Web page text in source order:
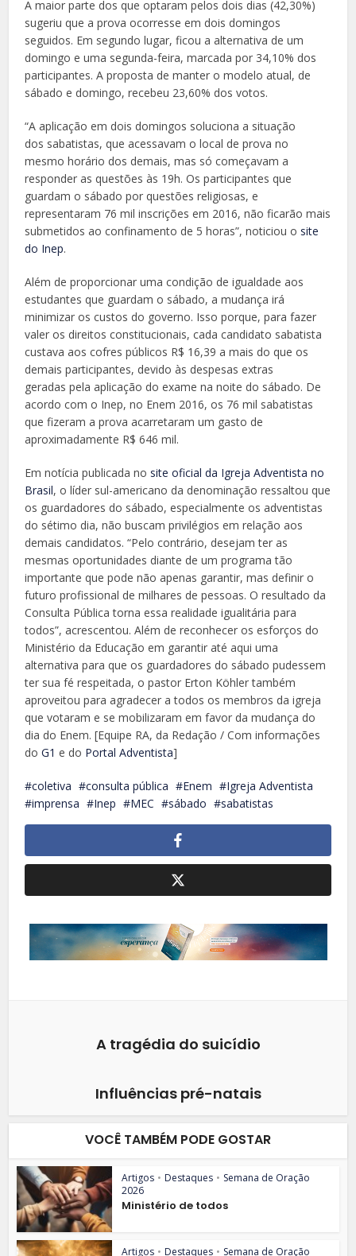
A maior parte dos que optaram pelos dois dias (42,30%)
sugeriu que a prova ocorresse em dois domingos
seguidos. Em segundo lugar, ficou a alternativa de um
domingo e uma segunda-feira, marcada por 34,10% dos
participantes. A proposta de manter o modelo atual, de
sábado e domingo, recebeu 23,60% dos votos.
“A aplicação em dois domingos soluciona a situação
dos sabatistas, que acessavam o local de prova no
mesmo horário dos demais, mas só começavam a
responder as questões às 19h. Os participantes que
guardam o sábado por questões religiosas, e
representaram 76 mil inscrições em 2016, não ficarão mais
submetidos ao confinamento de 5 horas”, noticiou o site
do Inep.
Além de proporcionar uma condição de igualdade aos
estudantes que guardam o sábado, a mudança irá
minimizar os custos do governo. Isso porque, para fazer
valer os direitos constitucionais, cada candidato sabatista
custava aos cofres públicos R$ 16,39 a mais do que os
demais participantes, devido às despesas extras
geradas pela aplicação do exame na noite do sábado. De
acordo com o Inep, no Enem 2016, os 76 mil sabatistas
que fizeram a prova acarretaram um gasto de
aproximadamente R$ 646 mil.
Em notícia publicada no site oficial da Igreja Adventista no
Brasil, o líder sul-americano da denominação ressaltou que
os guardadores do sábado, especialmente os adventistas
do sétimo dia, não buscam privilégios em relação aos
demais candidatos. “Pelo contrário, desejam ter as
mesmas oportunidades diante de um programa tão
importante que pode não apenas garantir, mas definir o
futuro profissional de milhares de pessoas. O resultado da
Consulta Pública torna essa realidade igualitária para
todos”, acrescentou. Além de reconhecer os esforços do
Ministério da Educação em garantir até aqui uma
alternativa para que os guardadores do sábado pudessem
ter sua fé respeitada, o pastor Erton Köhler também
aproveitou para agradecer a todos os membros da igreja
que votaram e se mobilizaram em favor da mudança do
dia do Enem. [Equipe RA, da Redação / Com informações
doG1 e do Portal Adventista]
coletiva consulta pública Enem
Igreja Adventista
imprensa
Inep MEC sábado sabatistas
A tragédia do suicídio
Influências pré-natais
VOCÊ TAMBÉM PODE GOSTAR
Artigos • Destaques • Semana de Oração
2026
Ministério de todos
Artigos • Destaques • Semana de Oração